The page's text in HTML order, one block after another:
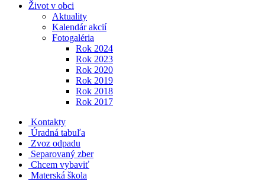
Život v obci
Aktuality
Kalendár akcií
Fotogaléria
Rok 2024
Rok 2023
Rok 2020
Rok 2019
Rok 2018
Rok 2017
Kontakty
Úradná tabuľa
Zvoz odpadu
Separovaný zber
Chcem vybaviť
Materská škola